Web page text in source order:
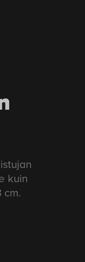
kuin
cm.